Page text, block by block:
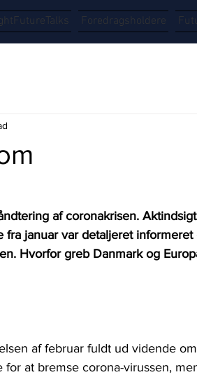
Foredragsholdere
af coronakrisen.
januar var detaljeret informeret
Hvorfor greb Danmark og
af februar fuldt ud vidende
at bremse corona-virussen,